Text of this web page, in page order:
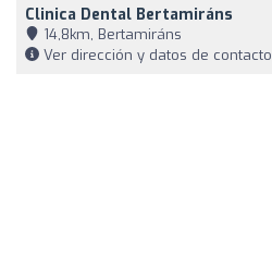
Clinica Dental Bertamiráns
14,8km, Bertamiráns
Ver dirección y datos de contacto